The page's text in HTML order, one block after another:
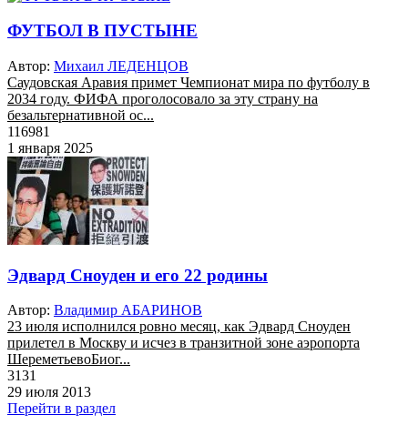
ФУТБОЛ В ПУСТЫНЕ
Автор: Михаил ЛЕДЕНЦОВ
Саудовская Аравия примет Чемпионат мира по футболу в
2034 году. ФИФА проголосовало за эту страну на
безальтернативной ос...
116981
1 января 2025
Эдвард Сноуден и его 22 родины
Автор: Владимир АБАРИНОВ
23 июля исполнился ровно месяц, как Эдвард Сноуден
прилетел в Москву и исчез в транзитной зоне аэропорта
ШереметьевоБиог...
3131
29 июля 2013
Перейти в раздел